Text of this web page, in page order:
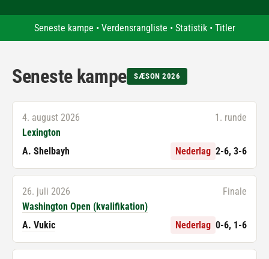
Seneste kampe • Verdensrangliste • Statistik• Titler
Seneste kampe SÆSON 2026
4. august 2026
1. runde
Lexington
A. Shelbayh
Nederlag 2-6, 3-6
26. juli 2026
Finale
Washington Open (kvalifikation)
A. Vukic
Nederlag 0-6, 1-6